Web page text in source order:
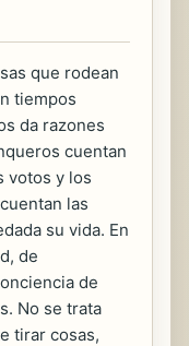
que rodean
tiempos
da razones
cuentan
votos y los
las
su vida. En
de
de
No se trata
tirar cosas,